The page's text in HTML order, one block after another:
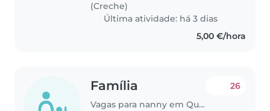
(Creche)
Última atividade: há 3 dias
5,00 €/hora
Família
Vagas para nanny em Queluz
26